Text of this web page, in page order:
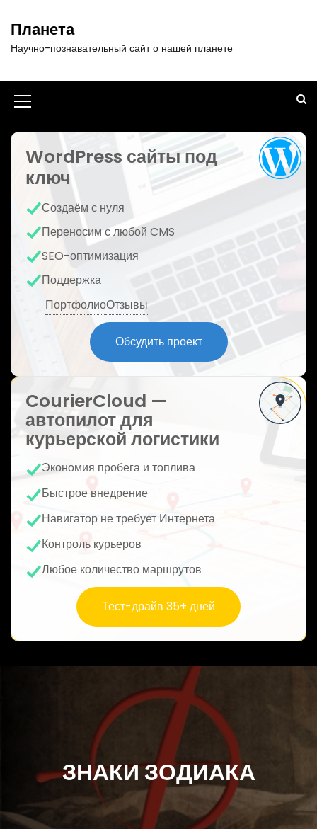
т
Планета
Научно-познавательный сайт о нашей планете
И
к
о
н
к
а
м
WordPress сайты под
ключ
Создаём с нуля
Переносим с любой CMS
SEO-оптимизация
Поддержка
ПортфолиоОтзывы
Обсудить проект
CourierCloud —
автопилот для
курьерской логистики
Экономия пробега и топлива
Быстрое внедрение
Навигатор не требует Интернета
Контроль курьеров
Любое количество маршрутов
Тест-драйв 35+ дней
ЗНАКИ ЗОДИАКА